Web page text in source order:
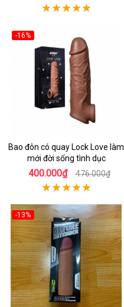
-16%
Bao đôn có quay Lock Love làm
mới đời sống tình dục
400.000₫ 476.000₫
-13%